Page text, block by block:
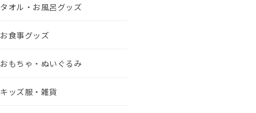
タオル・お風呂グッズ
お食事グッズ
おもちゃ・ぬいぐるみ
キッズ服・雑貨